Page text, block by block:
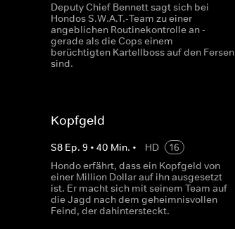
Deputy Chief Bennett sagt sich bei
Hondos S.W.A.T.-Team zu einer
angeblichen Routinekontrolle an -
gerade als die Cops einem
berüchtigten Kartellboss auf den Fersen
sind.
Kopfgeld
S8 Ep. 9 • 40 Min. • HD
16
Hondo erfährt, dass ein Kopfgeld von
einer Million Dollar auf ihn ausgesetzt
ist. Er macht sich mit seinem Team auf
die Jagd nach dem geheimnisvollen
Feind, der dahintersteckt.